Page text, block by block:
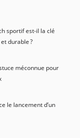
sportif est-il la clé
durable ?
méconnue pour
le lancement d’un